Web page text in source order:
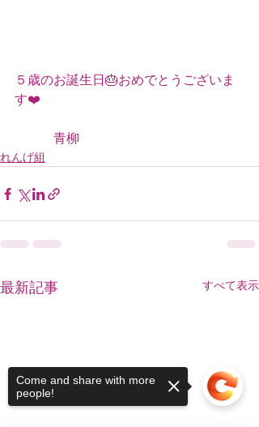
５歳のお誕生日🎂おめでとうございま
す❤️
青柳
れんげ組
最新記事 すべて表示
Come and share with more
people!